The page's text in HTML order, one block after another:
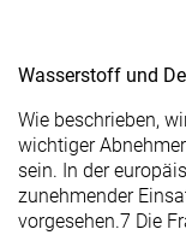
Wasserstoff und
Wie beschrieben,
wichtiger
sein. In der
zunehmender
vorgesehen.7 Die